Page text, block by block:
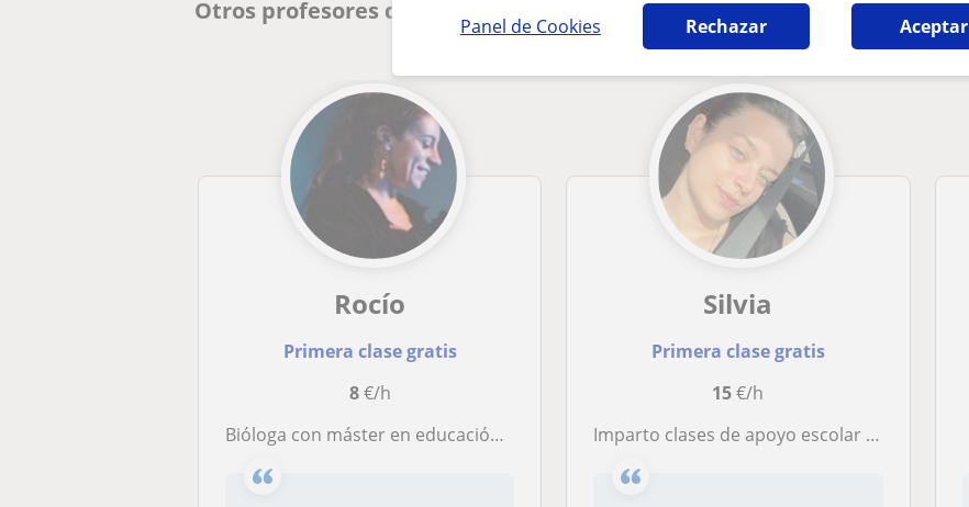
Panel de Cookies Rechazar Aceptar
Otros profesores de Primaria en Valencia que pueden interesarte
Rocío
Primera clase gratis
8€/h
Bióloga con máster en educación y 15 años de experiencia
Silvia
Primera clase gratis
15€/h
Imparto clases de apoyo escolar en base a las necesidades de cada alumno